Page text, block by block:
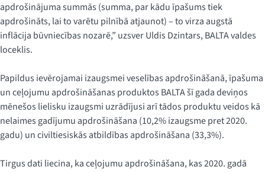
apdrošinājuma summās (summa, par kādu īpašums tiek
apdrošināts, lai to varētu pilnībā atjaunot) – to virza augstā
inflācija būvniecības nozarē,” uzsver Uldis Dzintars, BALTA valdes
loceklis.
Papildus ievērojamai izaugsmei veselības apdrošināšanā, īpašuma
un ceļojumu apdrošināšanas produktos BALTA šī gada deviņos
mēnešos lielisku izaugsmi uzrādījusi arī tādos produktu veidos kā
nelaimes gadījumu apdrošināšana (10,2% izaugsme pret 2020.
gadu) un civiltiesiskās atbildības apdrošināšana (33,3%).
Tirgus dati liecina, ka ceļojumu apdrošināšana, kas 2020. gadā